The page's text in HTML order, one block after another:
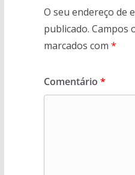
O seu endereço de
publicado. Campos
marcados com *
Comentário *